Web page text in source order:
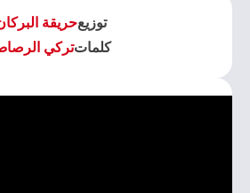
توزيعحريقة
كلماتتركي